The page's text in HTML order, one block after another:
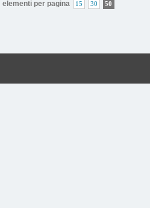
elementi per pagina 15 30 50